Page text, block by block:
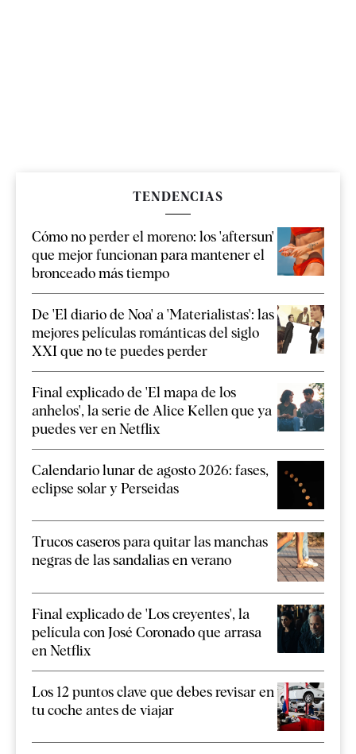
TENDENCIAS
Cómo no perder el moreno: los 'aftersun'
que mejor funcionan para mantener el
bronceado más tiempo
De 'El diario de Noa' a 'Materialistas': las
mejores películas románticas del siglo
XXI que no te puedes perder
Final explicado de 'El mapa de los
anhelos', la serie de Alice Kellen que ya
puedes ver en Netflix
Calendario lunar de agosto 2026: fases,
eclipse solar y Perseidas
Trucos caseros para quitar las manchas
negras de las sandalias en verano
Final explicado de 'Los creyentes', la
película con José Coronado que arrasa
en Netflix
Los 12 puntos clave que debes revisar en
tu coche antes de viajar